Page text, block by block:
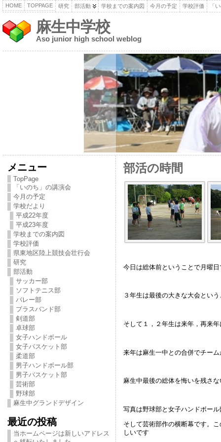
HOME TOPPAGE 研究 部活動 学校までの案内図 今月の予定 学校評価 「
麻生中学校
Aso junior high school weblog
メニュー
TopPage
「いのち」の講演会
今月の予定
学校だより
平成22年度
平成23年度
学校までの案内図
学校評価
県東地区陸上競技会壮行会
研究
部活動
サッカー部
ソフトテニス部
バレー部
ブラスバンド部
剣道部
卓球部
女子ハンドボール
女子バスケット部
柔道部
男子ハンドボール部
男子バスケット部
芸術部
野球部
麻生中グランドデザイン
最近の投稿
当ホームページは新しいアドレス
部活の時間
今日は総体前ということで月曜
３年生は最後の大きな大会とい
そして１，２年生は来年，再来
来年は麻生一中との合併でチー
麻生中最後の総体を悔いを残さ
写真は野球部と女子ハンドボール
そして芸術部作の横断幕です。
しいです